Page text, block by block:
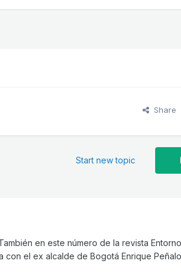
Share
Start new topic
en este número de la revista
el ex alcalde de Bogotá Enrique